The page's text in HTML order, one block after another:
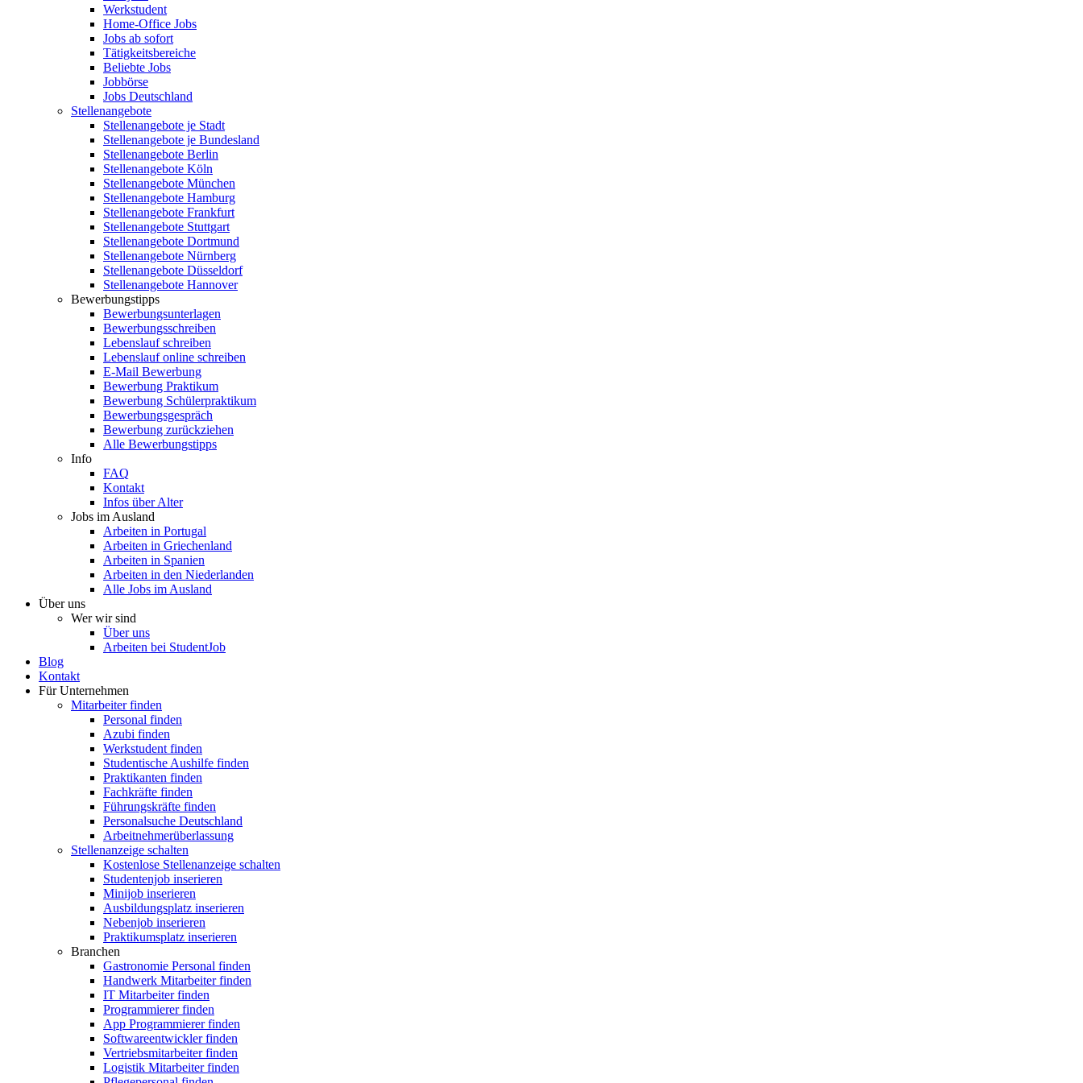
Werkstudent
Home-Office Jobs
Jobs ab sofort
Tätigkeitsbereiche
Beliebte Jobs
Jobbörse
Jobs Deutschland
Stellenangebote
Stellenangebote je Stadt
Stellenangebote je Bundesland
Stellenangebote Berlin
Stellenangebote Köln
Stellenangebote München
Stellenangebote Hamburg
Stellenangebote Frankfurt
Stellenangebote Stuttgart
Stellenangebote Dortmund
Stellenangebote Nürnberg
Stellenangebote Düsseldorf
Stellenangebote Hannover
Bewerbungstipps
Bewerbungsunterlagen
Bewerbungsschreiben
Lebenslauf schreiben
Lebenslauf online schreiben
E-Mail Bewerbung
Bewerbung Praktikum
Bewerbung Schülerpraktikum
Bewerbungsgespräch
Bewerbung zurückziehen
Alle Bewerbungstipps
Info
FAQ
Kontakt
Infos über Alter
Jobs im Ausland
Arbeiten in Portugal
Arbeiten in Griechenland
Arbeiten in Spanien
Arbeiten in den Niederlanden
Alle Jobs im Ausland
Über uns
Wer wir sind
Über uns
Arbeiten bei StudentJob
Blog
Kontakt
Für Unternehmen
Mitarbeiter finden
Personal finden
Azubi finden
Werkstudent finden
Studentische Aushilfe finden
Praktikanten finden
Fachkräfte finden
Führungskräfte finden
Personalsuche Deutschland
Arbeitnehmerüberlassung
Stellenanzeige schalten
Kostenlose Stellenanzeige schalten
Studentenjob inserieren
Minijob inserieren
Ausbildungsplatz inserieren
Nebenjob inserieren
Praktikumsplatz inserieren
Branchen
Gastronomie Personal finden
Handwerk Mitarbeiter finden
IT Mitarbeiter finden
Programmierer finden
App Programmierer finden
Softwareentwickler finden
Vertriebsmitarbeiter finden
Logistik Mitarbeiter finden